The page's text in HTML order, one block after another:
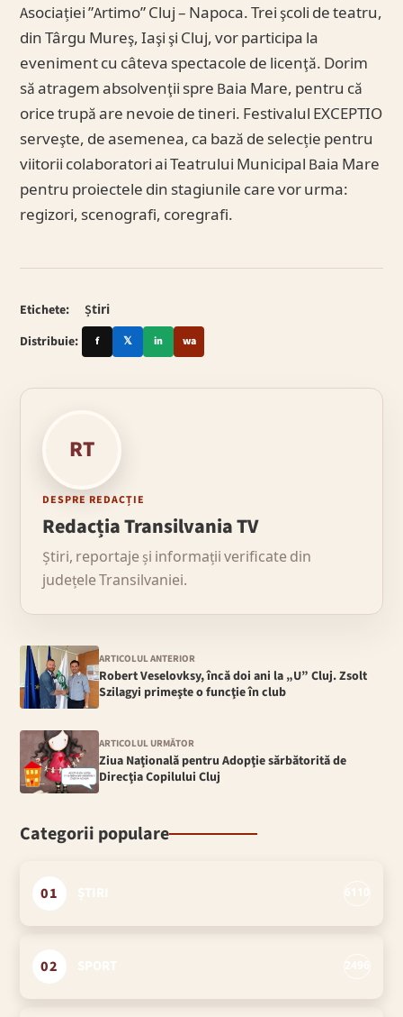
Asociației ”Artimo” Cluj – Napoca. Trei şcoli de teatru,
din Târgu Mureş, Iaşi şi Cluj, vor participa la
eveniment cu câteva spectacole de licenţă. Dorim
să atragem absolvenţii spre Baia Mare, pentru că
orice trupă are nevoie de tineri. Festivalul EXCEPTIO
serveşte, de asemenea, ca bază de selecție pentru
viitorii colaboratori ai Teatrului Municipal Baia Mare
pentru proiectele din stagiunile care vor urma:
regizori, scenografi, coregrafi.
Etichete:
Știri
Distribuie:
f 𝕏 in wa
RT
DESPRE REDACȚIE
Redacția Transilvania TV
Știri, reportaje și informații verificate din
județele Transilvaniei.
ARTICOLUL ANTERIOR
Robert Veselovksy, încă doi ani la „U” Cluj. Zsolt
Szilagyi primeşte o funcţie în club
ARTICOLUL URMĂTOR
Ziua Naţională pentru Adopţie sărbătorită de
Direcţia Copilului Cluj
Categorii populare
01
02